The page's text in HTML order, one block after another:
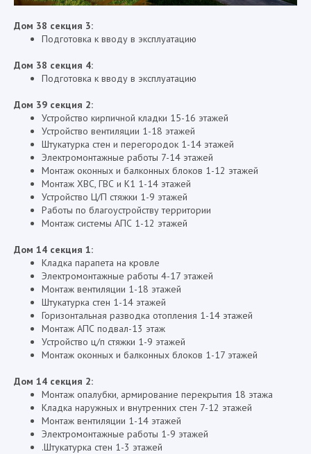
Дом 38 секция 3:
Подготовка к вводу в эксплуатацию
Дом 38 секция 4:
Подготовка к вводу в эксплуатацию
Дом 39 секция 2:
Устройство кирпичной кладки 15-16 этажей
Устройство вентиляции 1-18 этажей
Штукатурка стен и перегородок 1-14 этажей
Электромонтажные работы 7-14 этажей
Монтаж оконных и балконных блоков 1-12 этажей
Монтаж ХВС, ГВС и К1 1-14 этажей
Устройство Ц/П стяжки 1-9 этажей
Работы по благоустройству территории
Монтаж системы АПС 1-12 этажей
Дом 14 секция 1:
Кладка парапета на кровле
Электромонтажные работы 4-17 этажей
Монтаж вентиляции 1-18 этажей
Штукатурка стен 1-14 этажей
Горизонтальная разводка отопления 1-14 этажей
Монтаж АПС подвал-13 этаж
Устройство ц/п стяжки 1-9 этажей
Монтаж оконных и балконных блоков 1-17 этажей
Дом 14 секция 2:
Монтаж опалубки, армирование перекрытия 18 этажа
Кладка наружных и внутренних стен 7-12 этажей
Монтаж вентиляции 1-14 этажей
Электромонтажные работы 1-9 этажей
.Штукатурка стен 1-3 этажей